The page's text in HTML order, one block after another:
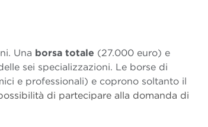
Una borsa totale (27.000 euro) e
sei specializzazioni. Le borse di
e professionali) e coprono soltanto il
di partecipare alla domanda di